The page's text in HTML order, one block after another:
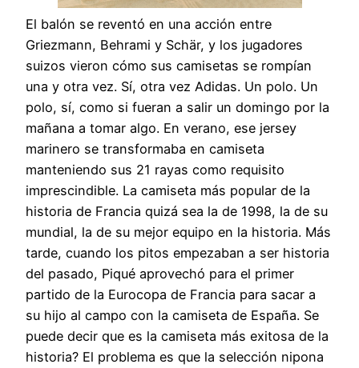
El balón se reventó en una acción entre
Griezmann, Behrami y Schär, y los jugadores
suizos vieron cómo sus camisetas se rompían
una y otra vez. Sí, otra vez Adidas. Un polo. Un
polo, sí, como si fueran a salir un domingo por la
mañana a tomar algo. En verano, ese jersey
marinero se transformaba en camiseta
manteniendo sus 21 rayas como requisito
imprescindible. La camiseta más popular de la
historia de Francia quizá sea la de 1998, la de su
mundial, la de su mejor equipo en la historia. Más
tarde, cuando los pitos empezaban a ser historia
del pasado, Piqué aprovechó para el primer
partido de la Eurocopa de Francia para sacar a
su hijo al campo con la camiseta de España. Se
puede decir que es la camiseta más exitosa de la
historia? El problema es que la selección nipona